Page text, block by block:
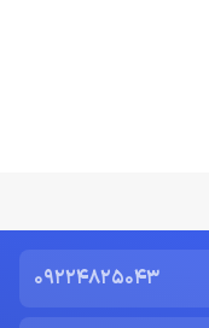
09224825043